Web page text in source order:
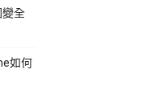
變全
如何